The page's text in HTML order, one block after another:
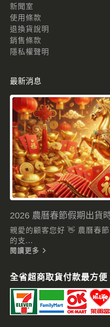
新聞室
使用條款
退換貨說明
銷售條款
隱私權聲明
最新消息
2026 農曆春節假期出貨
親愛的顧客您好 👋 農曆春
的支...
閱讀更多
全省超商取貨付款最方便